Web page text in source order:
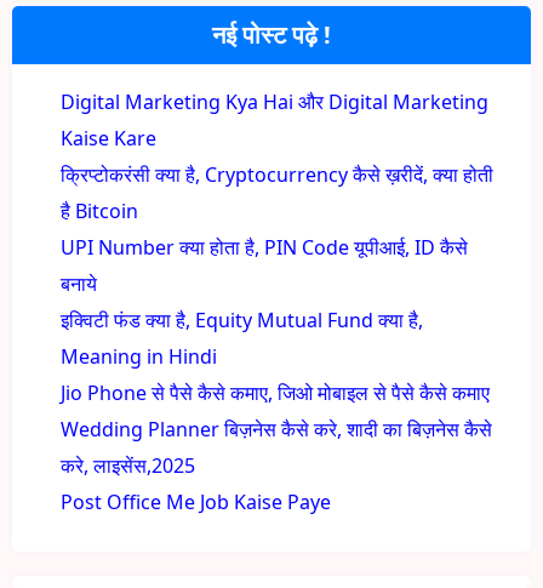
नई पोस्ट पढ़े !
Digital Marketing Kya Hai और Digital Marketing
Kaise Kare
क्रिप्टोकरंसी क्या है, Cryptocurrency कैसे ख़रीदें, क्या होती
है Bitcoin
UPI Number क्या होता है, PIN Code यूपीआई, ID कैसे
बनाये
इक्विटी फंड क्या है, Equity Mutual Fund क्या है,
Meaning in Hindi
Jio Phone से पैसे कैसे कमाए, जिओ मोबाइल से पैसे कैसे कमाए
Wedding Planner बिज़नेस कैसे करे, शादी का बिज़नेस कैसे
करे, लाइसेंस,2025
Post Office Me Job Kaise Paye